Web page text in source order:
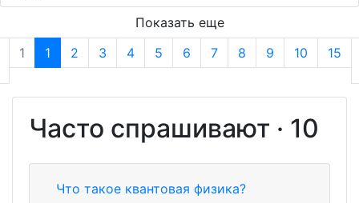
Показать еще
1
1 2 3 4 5 6 7 8 9 10 15
Часто спрашивают · 10
Что такое квантовая физика?